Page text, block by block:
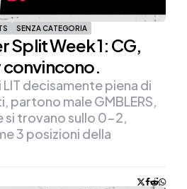
SENZA CATEGORIA
Split Week 1: CG,
convincono.
decisamente piena di
partono male GMBLERS,
si trovano sullo 0-2,
3 posizioni della